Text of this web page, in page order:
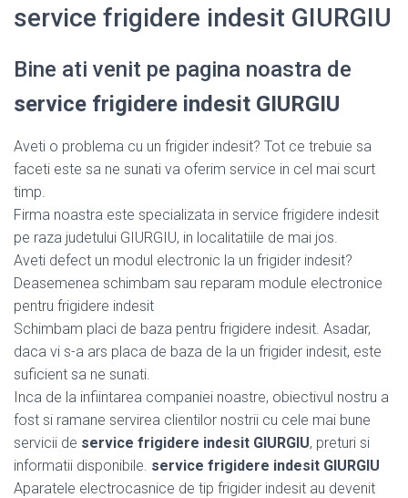
service frigidere indesit GIURGIU
Bine ati venit pe pagina noastra de
service frigidere indesit GIURGIU
Aveti o problema cu un frigider indesit? Tot ce trebuie sa
faceti este sa ne sunati va oferim service in cel mai scurt
timp.
Firma noastra este specializata in service frigidere indesit
pe raza judetului GIURGIU, in localitatiile de mai jos.
Aveti defect un modul electronic la un frigider indesit?
Deasemenea schimbam sau reparam module electronice
pentru frigidere indesit
Schimbam placi de baza pentru frigidere indesit. Asadar,
daca vi s-a ars placa de baza de la un frigider indesit, este
suficient sa ne sunati.
Inca de la infiintarea companiei noastre, obiectivul nostru a
fost si ramane servirea clientilor nostrii cu cele mai bune
servicii de service frigidere indesit GIURGIU, preturi si
informatii disponibile. service frigidere indesit GIURGIU
Aparatele electrocasnice de tip frigider indesit au devenit